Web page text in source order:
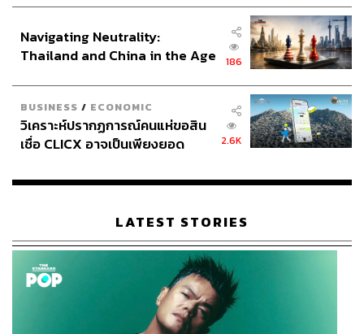
Navigating Neutrality:
Thailand and China in the Age
186
BUSINESS / ECONOMIC
วิเคราะห์ปรากฏการณ์คนแห่ขอสิน
เชื่อ CLICX อาจเป็นเพียงยอด
เรือนไทยที่ถูกซุกไว้
2.6K
LATEST STORIES